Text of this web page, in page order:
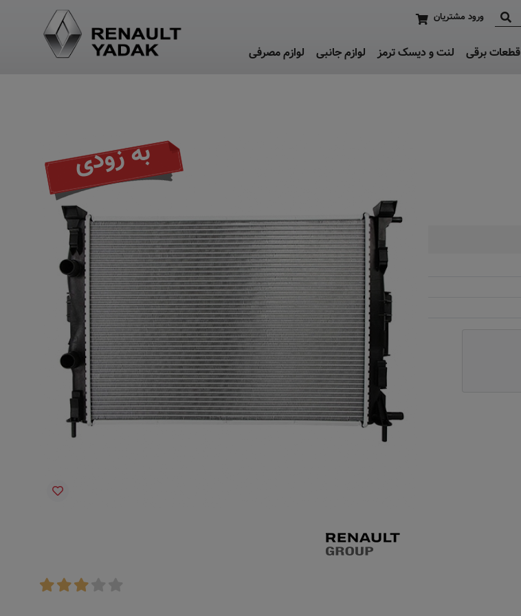
ورود مشتریان
قطعات برقی لنت و دیسک ترمز لوازم جانبی لوازم مصرفی
به زودی